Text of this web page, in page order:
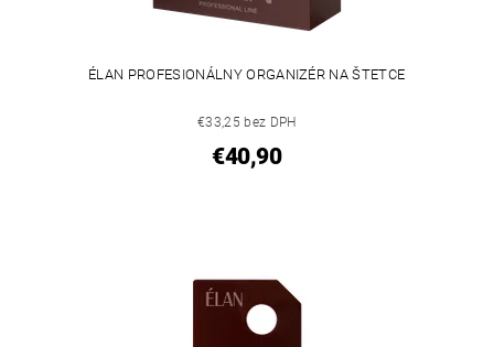
ÉLAN PROFESIONÁLNY ORGANIZÉR NA ŠTETCE
€33,25 bez DPH
€40,90